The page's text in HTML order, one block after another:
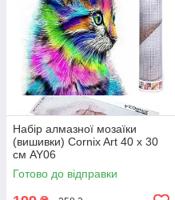
Набір алмазної мозаїки
(вишивки) Cornix Art 40 x 30
см AY06
Готово до відправки